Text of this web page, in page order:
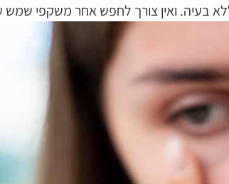
בעיה. ואין צורך לחפש אחר משקפי